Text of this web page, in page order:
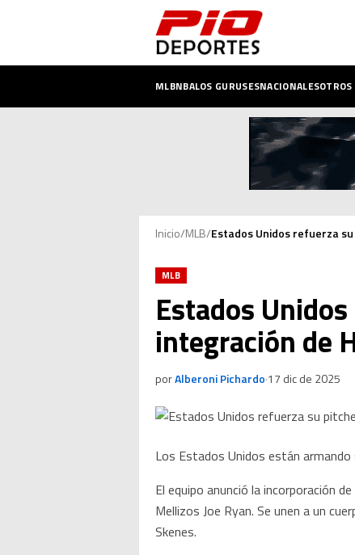
MLBNBALOS GURUSESNACIONALES
Inicio/MLB/Estados Unidos refuerza
MLB
Estados
integración de
porAlberoni Pichardo·17 dic de 2025
Los Estados Unidos están armando
El equipo anunció la incorporación
Mellizos Joe Ryan. Se unen a un
Skenes.